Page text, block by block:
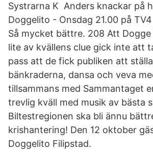
Systrarna K Anders knackar på
Doggelito - Onsdag 21.00 på
Så mycket bättre. 208 Att
lite av kvällens clue gick inte att
pass att de fick publiken att
bänkraderna, dansa och veva
tillsammans med Sammantaget
trevlig kväll med musik av bästa
Biltestregionen ska bli ännu
krishantering! Den 12 oktober
Doggelito Filipstad.